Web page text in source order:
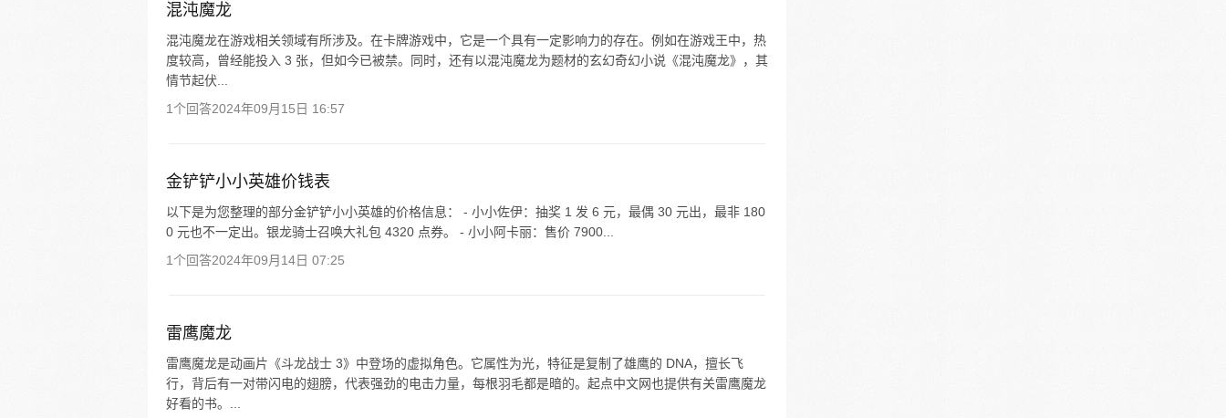
混沌魔龙
混沌魔龙在游戏相关领域有所涉及。在卡牌游戏中，它是一个具有一定影响力的存在。例如在游戏王中，热
度较高，曾经能投入 3 张，但如今已被禁。同时，还有以混沌魔龙为题材的玄幻奇幻小说《混沌魔龙》，其
情节起伏...
1个回答2024年09月15日 16:57
金铲铲小小英雄价钱表
以下是为您整理的部分金铲铲小小英雄的价格信息： - 小小佐伊：抽奖 1 发 6 元，最偶 30 元出，最非 180
0 元也不一定出。银龙骑士召唤大礼包 4320 点券。 - 小小阿卡丽：售价 7900...
1个回答2024年09月14日 07:25
雷鹰魔龙
雷鹰魔龙是动画片《斗龙战士 3》中登场的虚拟角色。它属性为光，特征是复制了雄鹰的 DNA，擅长飞
行，背后有一对带闪电的翅膀，代表强劲的电击力量，每根羽毛都是暗的。起点中文网也提供有关雷鹰魔龙
好看的书。...